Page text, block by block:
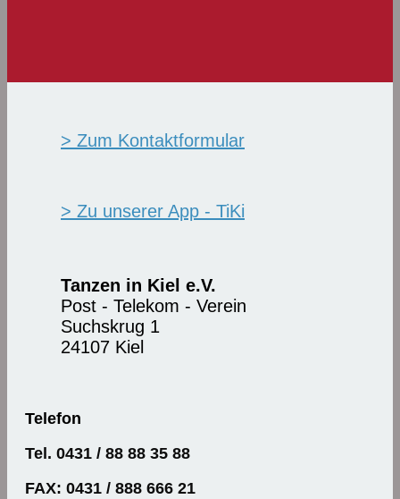
> Zum Kontaktformular
> Zu unserer App - TiKi
Tanzen in Kiel e.V.
Post - Telekom - Verein
Suchskrug 1
24107 Kiel
Telefon
Tel. 0431 / 88 88 35 88
FAX: 0431 / 888 666 21